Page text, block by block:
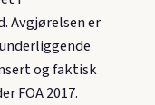
Avgjørelsen er
og faktisk
FOA 2017.